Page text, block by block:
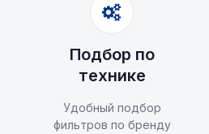
Подбор по
технике
Удобный подбор
фильтров по бренду